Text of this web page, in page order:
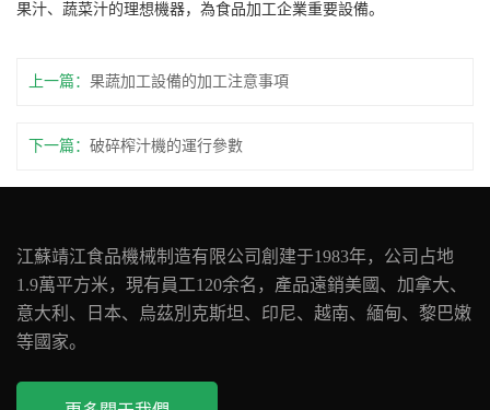
果汁、蔬菜汁的理想機器，為食品加工企業重要設備。
上一篇： 果蔬加工設備的加工注意事項
下一篇： 破碎榨汁機的運行參數
江蘇靖江食品機械制造有限公司創建于1983年，公司占地
1.9萬平方米，現有員工120余名，產品遠銷美國、加拿大、
意大利、日本、烏茲別克斯坦、印尼、越南、緬甸、黎巴嫩
等國家。